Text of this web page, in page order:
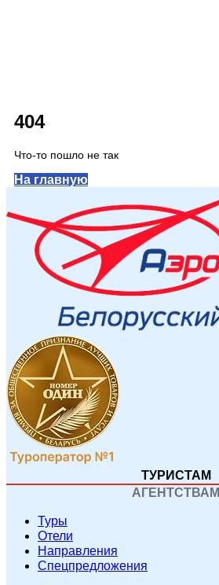
404
Что-то пошло не так
На главную
ТУРИСТАМ
АГЕНТСТВАМ
Туры
Отели
Направления
Спецпредложения